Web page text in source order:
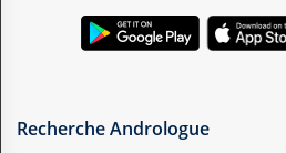
Recherche Andrologue